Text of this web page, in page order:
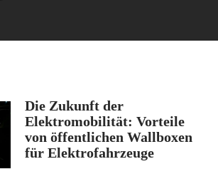
Die Zukunft der
Elektromobilität: Vorteile
von öffentlichen Wallboxen
für Elektrofahrzeuge